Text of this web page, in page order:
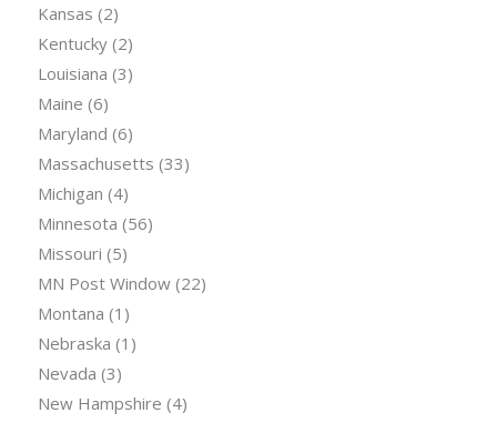
Kansas (2)
Kentucky(2)
Louisiana (3)
Maine (6)
Maryland (6)
Massachusetts (33)
Michigan (4)
Minnesota (56)
Missouri (5)
MN Post Window(22)
Montana (1)
Nebraska (1)
Nevada (3)
New Hampshire (4)